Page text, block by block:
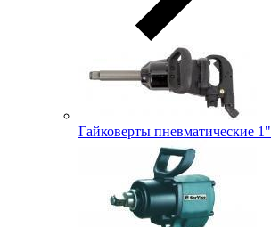
Гайковерты пневматические 1"